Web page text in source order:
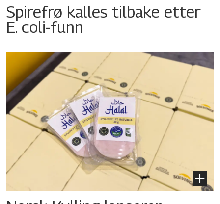
Spirefrø kalles tilbake etter
E. coli-funn